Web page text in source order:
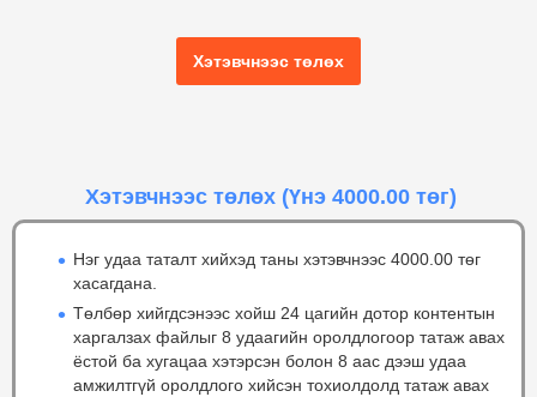
Хэтэвчнээс төлөх
Хэтэвчнээс төлөх (Үнэ 4000.00 төг)
Нэг удаа таталт хийхэд таны хэтэвчнээс 4000.00 төг
хасагдана.
Төлбөр хийгдсэнээс хойш 24 цагийн дотор контентын
харгалзах файлыг 8 удаагийн оролдлогоор татаж авах
ёстой ба хугацаа хэтэрсэн болон 8 аас дээш удаа
амжилтгүй оролдлого хийсэн тохиолдолд татаж авах